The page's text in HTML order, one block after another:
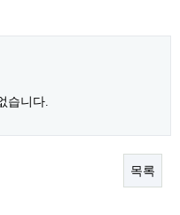
습니다.
목록